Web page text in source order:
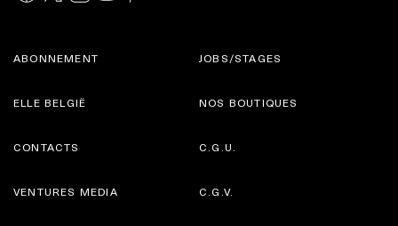
ABONNEMENT
ELLE BELGIË
JOBS/STAGES
NOS BOUTIQUES
CONTACTS
VENTURES MEDIA
C.G.U.
C.G.V.